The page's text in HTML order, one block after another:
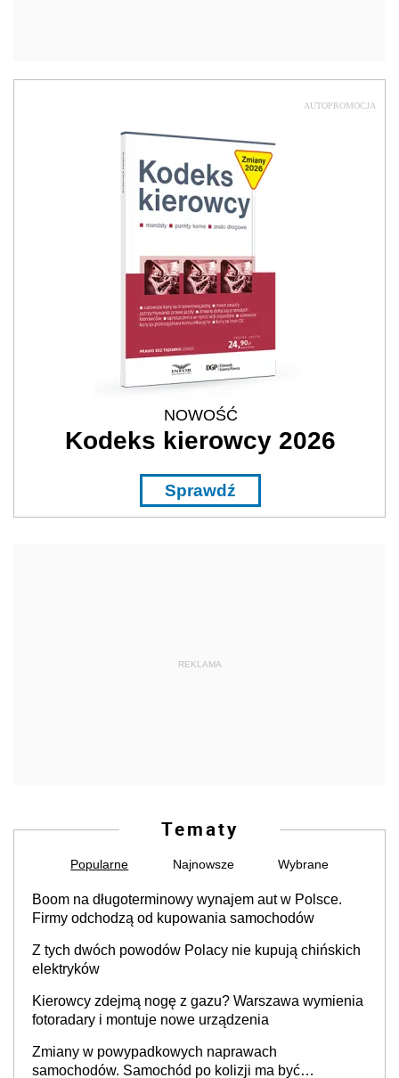
AUTOPROMOCJA
NOWOŚĆ
Kodeks kierowcy 2026
Sprawdź
REKLAMA
Tematy
Popularne Najnowsze Wybrane
Boom na długoterminowy wynajem aut w Polsce.
Firmy odchodzą od kupowania samochodów
Z tych dwóch powodów Polacy nie kupują chińskich
elektryków
Kierowcy zdejmą nogę z gazu? Warszawa wymienia
fotoradary i montuje nowe urządzenia
Zmiany w powypadkowych naprawach
samochodów. Samochód po kolizji ma być